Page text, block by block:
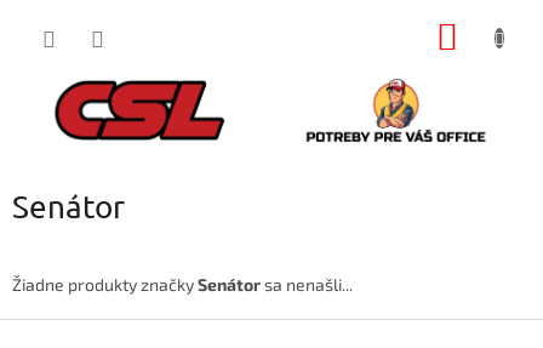
Senátor
Žiadne produkty značkySenátorsa nenašli...
Z